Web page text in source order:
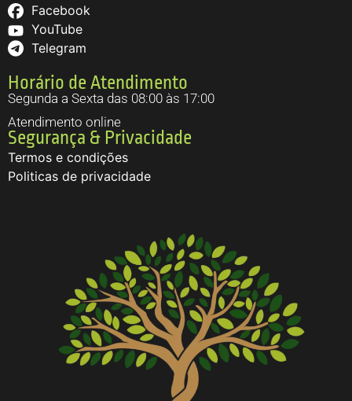
Facebook
YouTube
Telegram
Horário de Atendimento
Segunda a Sexta das 08:00 às 17:00
Atendimento online
Segurança & Privacidade
Termos e condições
Politicas de privacidade